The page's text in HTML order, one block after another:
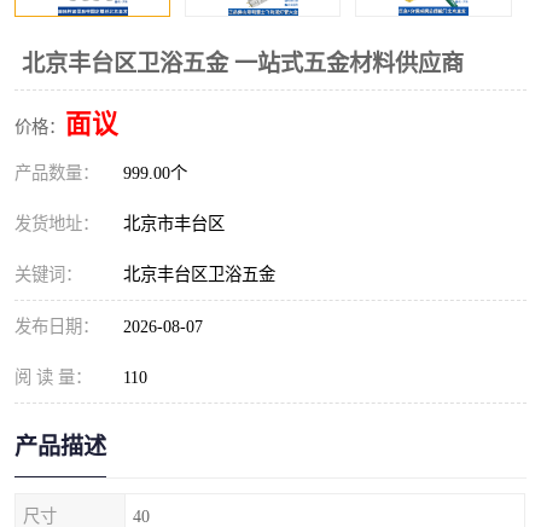
北京丰台区卫浴五金 一站式五金材料供应商
价格： 面议
产品数量： 999.00个
发货地址： 北京市丰台区
关键词： 北京丰台区卫浴五金
发布日期： 2026-08-07
阅 读 量： 110
产品描述
尺寸 40